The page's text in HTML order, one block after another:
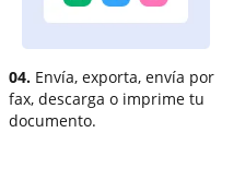
04. Envía, exporta, envía por
fax, descarga o imprime tu
documento.